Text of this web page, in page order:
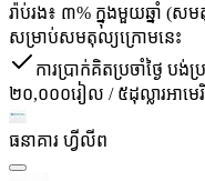
រ៉ាប់រង៖ ៣% ក្នុងមួយឆ្នាំ (ស
សម្រាប់សមតុល្យក្រោមនេះ
ការប្រាក់គិតប្រចាំថ្ងៃ បង់
២០,០០០រៀល / ៥ដុល្លារអាមេ
ធនាគារ ហ្វីលីព